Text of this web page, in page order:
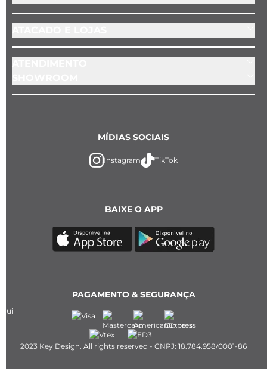
BAIXE O APP
MÍDIAS SOCIAIS
Instagram TikTok
PAGAMENTO & SEGURANÇA
2023 Key Design. All rights reserved - CNPJ: 18.784.958/0001-86